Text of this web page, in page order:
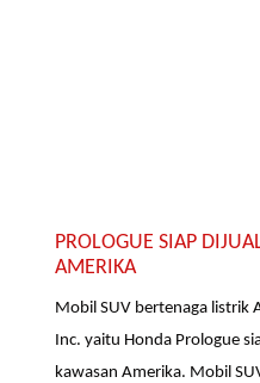
PROLOGUE SIAP
AMERIKA
Mobil SUV bertenaga listrik
Inc. yaitu Honda Prologue
kawasan Amerika. Mobil